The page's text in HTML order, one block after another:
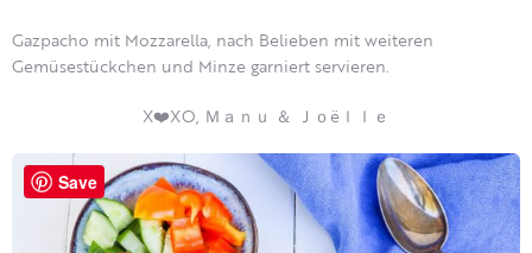
Gazpacho mit Mozzarella, nach Belieben mit weiteren
Gemüsestückchen und Minze garniert servieren.
X❤️XO, Ｍａｎｕ ＆ Ｊｏëｌｌｅ
Save